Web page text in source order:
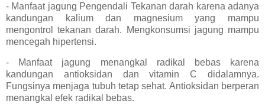
- Manfaat jagung Pengendali Tekanan darah karena adanya
kandungan kalium dan magnesium yang mampu
mengontrol tekanan darah. Mengkonsumsi jagung mampu
mencegah hipertensi.
- Manfaat jagung menangkal radikal bebas karena
kandungan antioksidan dan vitamin C didalamnya.
Fungsinya menjaga tubuh tetap sehat. Antioksidan berperan
menangkal efek radikal bebas.